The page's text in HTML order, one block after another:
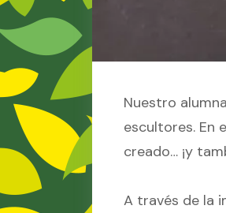
Nuestro
escultores. En
creado… ¡y
A través de la